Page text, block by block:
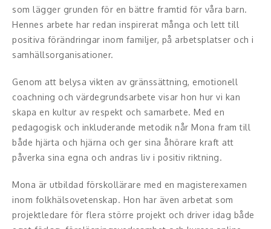
Something a Little Different
Underhållning
Effektivitet, framgång
Framtid, trender
Försäljning, marknadsföring, service,
Förändring, organisation,
organisationsutveckling
som lägger grunden för en bättre framtid för våra barn.
Hennes arbete har redan inspirerat många och lett till
positiva förändringar inom familjer, på arbetsplatser och i
samhällsorganisationer.
Genom att belysa vikten av gränssättning, emotionell
coachning och värdegrundsarbete visar hon hur vi kan
skapa en kultur av respekt och samarbete. Med en
pedagogisk och inkluderande metodik når Mona fram till
både hjärta och hjärna och ger sina åhörare kraft att
påverka sina egna och andras liv i positiv riktning.
Mona är utbildad förskollärare med en magisterexamen
inom folkhälsovetenskap. Hon har även arbetat som
projektledare för flera större projekt och driver idag både